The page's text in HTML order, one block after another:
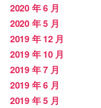
2020 年 6 月
2020 年 5 月
2019 年 12 月
2019 年 10 月
2019 年 7 月
2019 年 6 月
2019 年 5 月